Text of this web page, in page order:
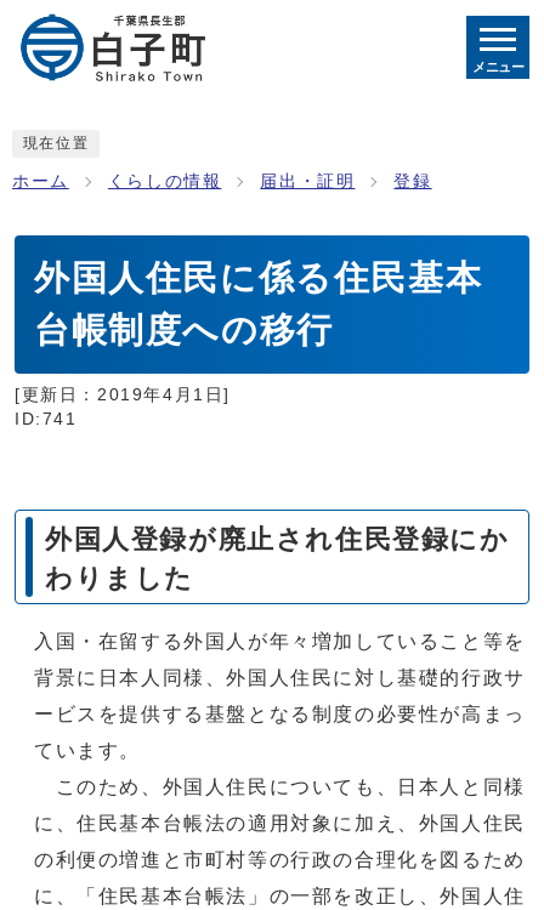
メニュー
現在位置
ホーム くらしの情報 届出・証明 登録
外国人住民に係る住民基本
台帳制度への移行
[更新日： 2019年4月1日]
ID:741
外国人登録が廃止され住民登録にか
わりました
入国・在留する外国人が年々増加していること等を
背景に日本人同様、外国人住民に対し基礎的行政サ
ービスを提供する基盤となる制度の必要性が高まっ
ています。
このため、外国人住民についても、日本人と同様
に、住民基本台帳法の適用対象に加え、外国人住民
の利便の増進と市町村等の行政の合理化を図るため
に、「住民基本台帳法」の一部を改正し、外国人住